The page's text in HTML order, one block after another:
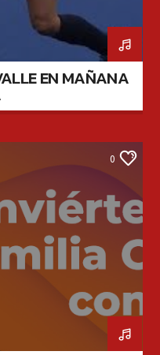
EN MAÑANA
0